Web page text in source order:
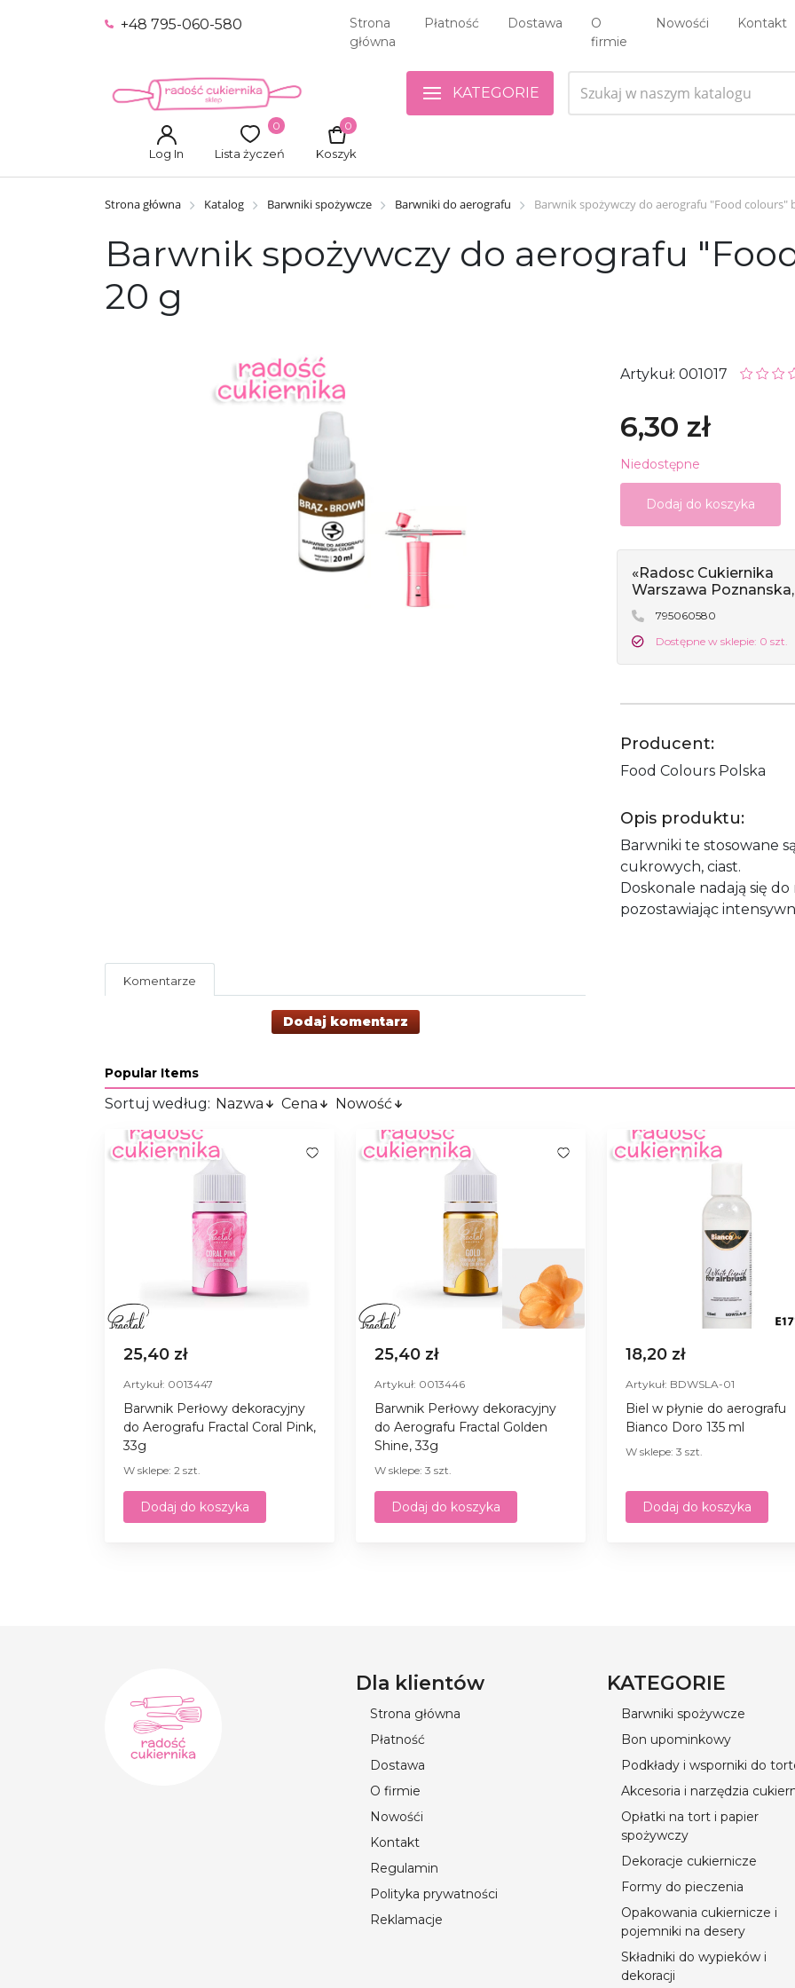
+48 795-060-580
Strona
główna
Płatność Dostawa
O
firmie
Nowośći Kontakt
Log In Lista życzeń
0
Koszyk
0
KATEGORIE
Strona główna Katalog Barwniki spożywcze Barwniki do aerografu Barwnik spożywczy do aerografu "Food colours"
Barwnik spożywczy do aerografu
20 g
Artykuł: 001017
6,30 zł
Niedostępne
Dodaj do koszyka
«Radosc Cukiernika
Warszawa
795060580
Dostępne w sklepie: 0 szt.
Producent:
Food Colours Polska
Opis produktu:
Barwniki te stosowane
cukrowych, ciast.
Doskonale nadają się
pozostawiając
Komentarze
Dodaj komentarz
Popular Items
Sortuj według: Nazwa Cena Nowość
25,40 zł
Artykuł: 0013447
Barwnik Perłowy dekoracyjny
do Aerografu Fractal Coral Pink,
33g
W sklepe: 2 szt.
Dodaj do koszyka
25,40 zł
Artykuł: 0013446
Barwnik Perłowy dekoracyjny
do Aerografu Fractal Golden
Shine, 33g
W sklepe: 3 szt.
Dodaj do koszyka
18,20 zł
Artykuł: BDWSLA-01
Biel w płynie do aerografu
Bianco Doro 135 ml
W sklepe: 3 szt.
Dodaj do koszyka
Dla klientów
Strona główna
Płatność
Dostawa
O firmie
Nowośći
Kontakt
Regulamin
Polityka prywatności
Reklamacje
KATEGORIE
Barwniki spożywcze
Bon upominkowy
Podkłady i wsporniki do
Akcesoria i narzędzia
Opłatki na tort i papier
spożywczy
Dekoracje cukiernicze
Formy do pieczenia
Opakowania cukiernicze i
pojemniki na desery
Składniki do wypieków i
dekoracji